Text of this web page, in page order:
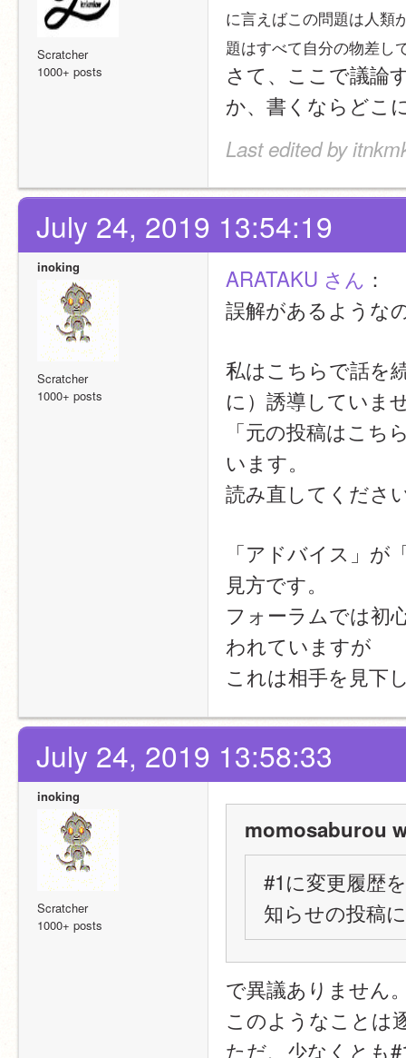
Scratcher
1000+ posts
に言えばこの問題は人類
題はすべて自分の物差し
さて、ここで議論
か、書くならどこ
Last edited by
July 24, 2019 13:54:19
inoking
Scratcher
1000+ posts
ARATAKU さん ：
誤解があるような
私はこちらで話を
に）誘導していま
「元の投稿はこ
います。
読み直してくださ
「アドバイス」
見方です。
フォーラムでは初
われていますが
これは相手を見下
July 24, 2019 13:58:33
inoking
Scratcher
1000+ posts
momosaburou
#1に変更履歴
知らせの投稿
で異議ありません
このようなことは
ただ、少なくとも